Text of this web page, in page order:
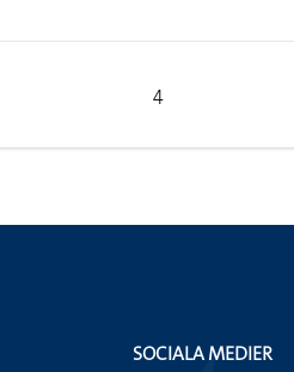
4
SOCIALA MEDIER